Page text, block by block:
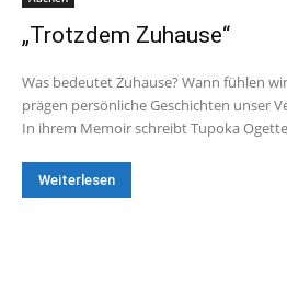
„Trotzdem Zuhause“
Was bedeutet Zuhause? Wann fühlen
prägen persönliche Geschichten unser
In ihrem Memoir schreibt Tupoka
Weiterlesen